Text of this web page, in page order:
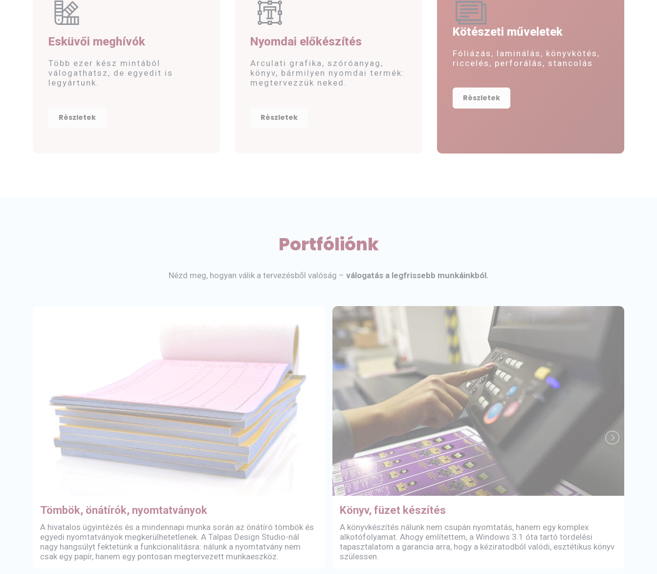
Esküvői meghívók
Több ezer kész mintából
válogathatsz, de egyedit is
legyártunk.
Részletek
Nyomdai előkészítés
Arculati grafika, szóróanyag,
könyv, bármilyen nyomdai termék:
megtervezzük neked.
Részletek
Kötészeti műveletek
Fóliázás, laminálás, könyvkötés,
riccelés, perforálás, stancolás
Részletek
Portfóliónk
Nézd meg, hogyan válik a tervezésből valóság – válogatás a legfrissebb munkáinkból.
Tömbök, önátírók, nyomtatványok
A hivatalos ügyintézés és a mindennapi munka során az önátíró tömbök és
egyedi nyomtatványok megkerülhetetlenek. A Talpas Design Studio-nál
nagy hangsúlyt fektetünk a funkcionalitásra: nálunk a nyomtatvány nem
csak egy papír, hanem egy pontosan megtervezett munkaeszköz.
Könyv, füzet készítés
A könyvkészítés nálunk nem csupán nyomtatás, hanem egy komplex
alkotófolyamat. Ahogy említettem, a Windows 3.1 óta tartó tördelési
tapasztalatom a garancia arra, hogy a kéziratodból valódi, esztétikus könyv
szülessen.